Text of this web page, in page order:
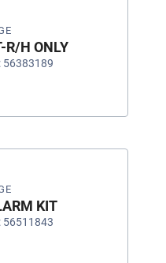
R/H ONLY
56383189
KIT
56511843